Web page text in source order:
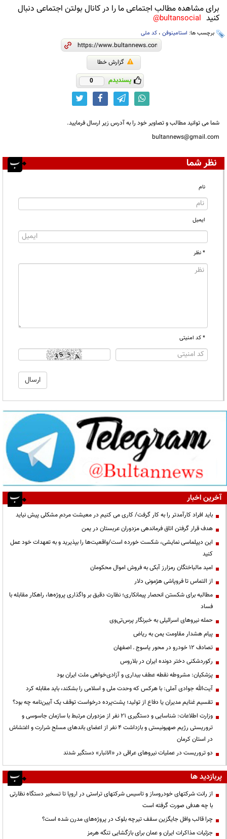
برای مشاهده مطالب اجتماعی ما را در کانال بولتن اجتماعی دنبال
کنید bultansocial@
برچسب ها: استامینوفن ، کد ملی
گزارش خطا
پسندیدم 0
شما می توانید مطالب و تصاویر خود را به آدرس زیر ارسال فرمایید.
bultannews@gmail.com
نظر شما
نام
ایمیل
* نظر
* کد امنیتی
آخرین اخبار
باید افراد کارآمدتر را به کار گرفت/ کاری می کنیم در معیشت مردم مشکلی پیش نیاید
هدف قرار گرفتن اتاق‌ فرماندهی مزدوران عربستان در یمن
این دیپلماسی نمایشی، شکست خورده است/واقعیت‌ها را بپذیرید و به تعهدات خود عمل
کنید
امید مالباختگان رمزارز آبکی به فروش اموال محکومان
از التماس تا فروپاشی هژمونی دلار
مطالبه برای شکستن انحصار پیمانکاری؛ نظارت دقیق بر واگذاری پروژه‌ها، راهکار مقابله با
فساد
حمله نیروهای اسرائیلی به خبرنگار پرس‌تی‌وی
پیام هشدار مقاومت یمن به ریاض
تصادف ۱۲ خودرو در محور یاسوج ـ اصفهان
رکوردشکنی دختر دونده ایران در بلاروس
پزشکیان: مشروطه نقطه عطف بیداری و آزادی‌خواهی ملت ایران بود
آیت‌الله جوادی آملی: با هرکس که وحدت ملی و اسلامی را بشکند، باید مقابله کرد
تقسیم غنایم مدیران یا دفاع از تولید؛ پشت‌پرده درخواست توقف یک آیین‌نامه چه بود؟
وزارت اطلاعات: شناسایی و دستگیری ۲۱ نفر از مزدوران مرتبط با سازمان جاسوسی و
تروریستی رژیم صهیونیستی و بازداشت ۴ نفر از اعضای باندهای مسلح شرارت و اغتشاش
در استان کرمان
دو تروریست در عملیات نیروهای عراقی در «الانبار» دستگیر شدند
پربازدید ها
از رانت‌ شرکتهای خودروساز و تاسیس شرکتهای تراستی در اروپا تا تسخیر دستگاه نظارتی
با چه هدفی صورت گرفته است
چرا قالب وافل جایگزین سقف تیرچه بلوک در پروژه‌های مدرن شده است؟
جزئیات مذاکرات ایران و عمان برای بازگشایی تنگه هرمز